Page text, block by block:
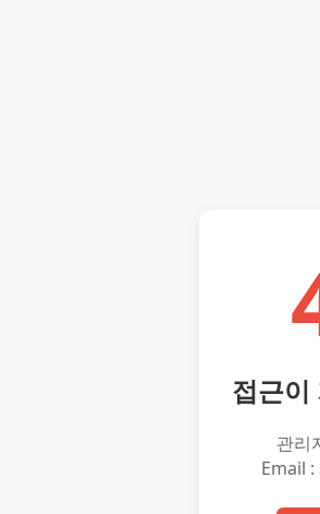
접근이
관리
Email